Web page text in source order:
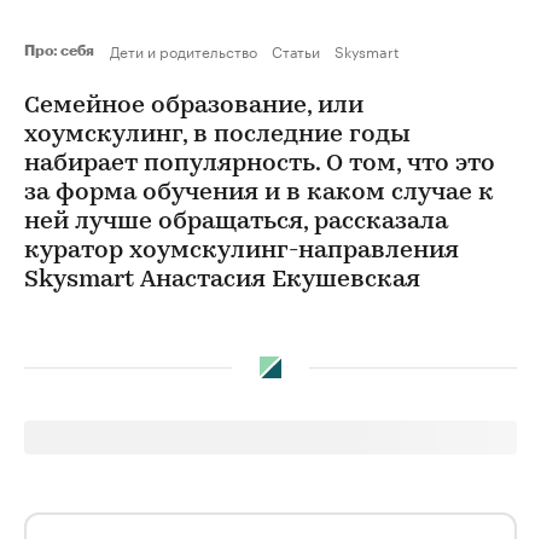
Про: себя Дети и родительство Статьи Skysmart
Семейное образование, или
хоумскулинг, в последние годы
набирает популярность. О том, что это
за форма обучения и в каком случае к
ней лучше обращаться, рассказала
куратор хоумскулинг-направления
Skysmart Анастасия Екушевская